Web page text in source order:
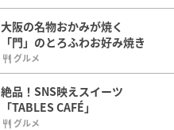
大阪の名物おかみが焼く
「門」のとろふわお好み焼き
グルメ
絶品！SNS映えスイーツ
「TABLES CAFÉ」
グルメ